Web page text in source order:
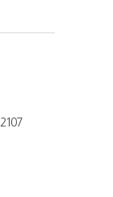
2107